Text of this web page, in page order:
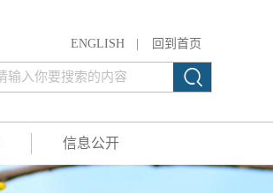
ENGLISH 回到首页
信息公开